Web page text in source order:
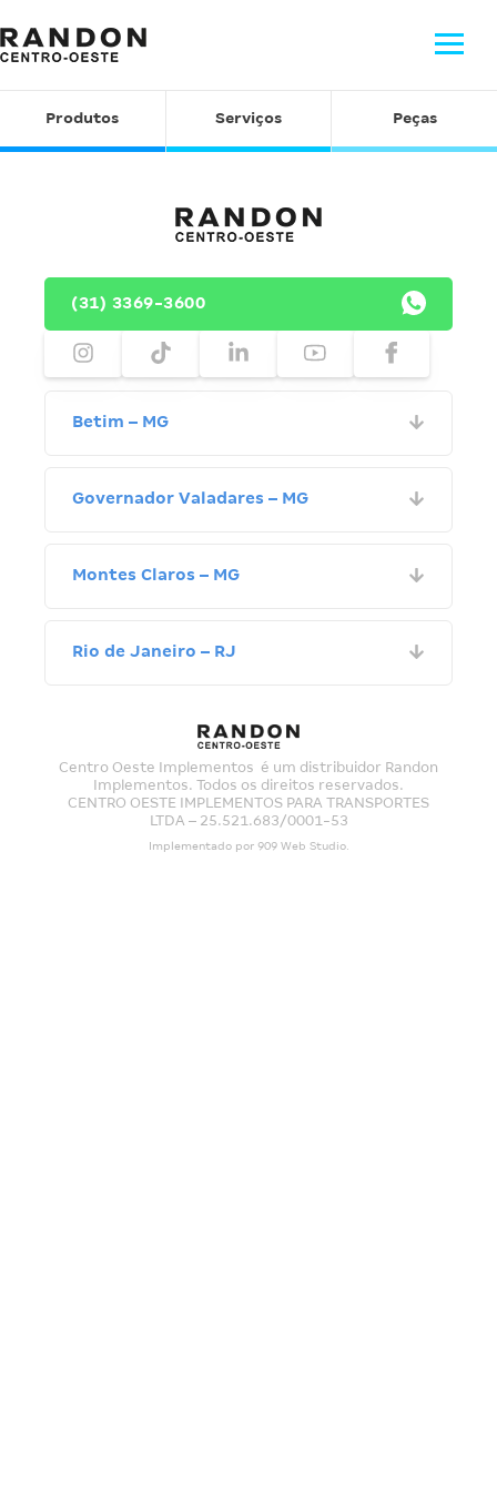
Produtos Serviços Peças
(31) 3369-3600
Betim – MG
Governador Valadares – MG
Montes Claros – MG
Rio de Janeiro – RJ
Centro Oeste Implementos é um distribuidor Randon
Implementos. Todos os direitos reservados.
CENTRO OESTE IMPLEMENTOS PARA TRANSPORTES
LTDA – 25.521.683/0001-53
Implementado por 909 Web Studio.